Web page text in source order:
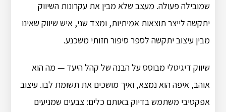
שמובילה פעולה. מעצב שלא מבין את עקרונות השיווק
יתקשה לייצר תוצאות אמיתיות, ומצד שני, איש שיווק שאינו
מבין עיצוב יתקשה לספר סיפור חזותי משכנע.
שיווק דיגיטלי מבוסס על הבנה של קהל היעד — מה הוא
אוהב, איפה הוא נמצא, ואיך מושכים את תשומת לבו. עיצוב
אפקטיבי משתמש בדיוק באותם כלים: צבעים שמניעים